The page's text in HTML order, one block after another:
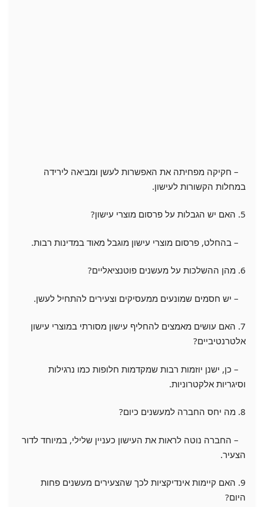
– חקיקה מפחיתה את האפשרות לעשן ומביאה לירידה
במחלות הקשורות לעישון.
5. האם יש הגבלות על פרסום מוצרי עישון?
– בהחלט, פרסום מוצרי עישון מוגבל מאוד במדינות רבות.
6. מהן ההשלכות על מעשנים פוטנציאליים?
– יש חסמים שמונעים ממעסיקים וצעירים להתחיל לעשן.
7. האם עושים מאמצים להחליף עישון מסורתי במוצרי עישון
אלטרנטיביים?
– כן, ישנן יוזמות רבות שמקדמות חלופות כמו נרגילות
וסיגריות אלקטרוניות.
8. מה יחס החברה למעשנים כיום?
– החברה נוטה לראות את העישון כעניין שלילי, במיוחד לדור
הצעיר.
9. האם קיימות אינדיקציות לכך שהצעירים מעשנים פחות
היום?